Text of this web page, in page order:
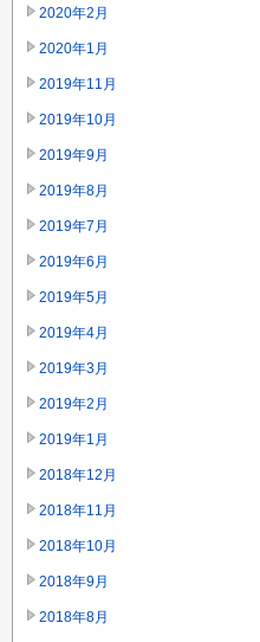
2020年2月
2020年1月
2019年11月
2019年10月
2019年9月
2019年8月
2019年7月
2019年6月
2019年5月
2019年4月
2019年3月
2019年2月
2019年1月
2018年12月
2018年11月
2018年10月
2018年9月
2018年8月